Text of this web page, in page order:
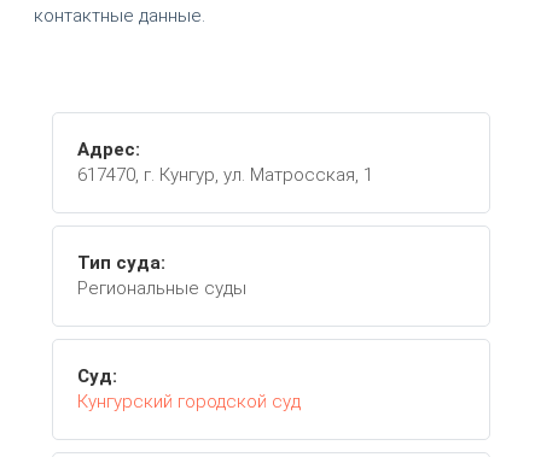
контактные данные.
Адрес:
617470, г. Кунгур, ул. Матросская, 1
Тип суда:
Региональные суды
Суд:
Кунгурский городской суд